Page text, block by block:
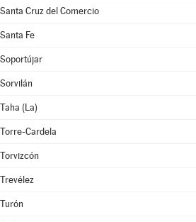
Santa Cruz del Comercio
Santa Fe
Soportújar
Sorvilán
Taha (La)
Torre-Cardela
Torvizcón
Trevélez
Turón